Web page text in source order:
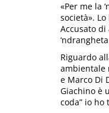
«Per me la
società».
Accusato
Riguardo
ambientale
e Marco Di
Giachino è
coda” io ho